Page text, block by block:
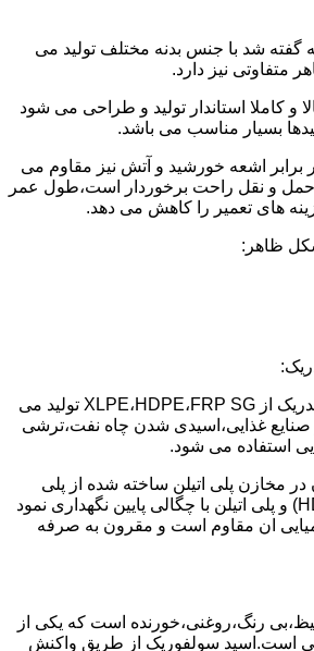
گفته شد با جنس بدنه مختلف تولید می
متفاوتی نیز دارد.
و کاملا استاندار تولید و طراحی می شود
بسیار مناسب می باشد.
برابر اشعه خورشید و آتش نیز مقاوم می
و نقل راحت برخوردار است،طول عمر
های تعمیر را کاهش می دهد.
ظاهر:
مخازن ذخیره اسید کلریدریک از XLPE،HDPE،FRP SG تولید می
صنایع غذایی،اسیدی شدن چاه نفت،ترشی
استفاده می شود.
در مخازن پلی اتیلن ساخته شده از پلی
اتیلن با چگالی بالا (HDPE) و پلی اتیلن با چگالی پایین نگهداری نمود
ان مقاوم است و مقرون به صرفه
رنگ،روغنی،خورنده است که یکی از
است.اسید سولفوریک از طریق واکنش